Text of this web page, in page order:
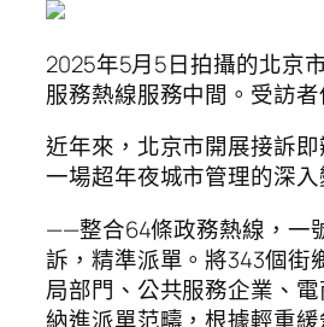
2025年5月5日拍攝的北京
服務熱線服務中間。受訪者
近年來，北京市開展接訴
一場超年夜城市管理的深入
——整合64條政務熱線，一
訴，精準派單。將343個街
局部門、公共服務企業、
納進派單范疇，根據輕重緩